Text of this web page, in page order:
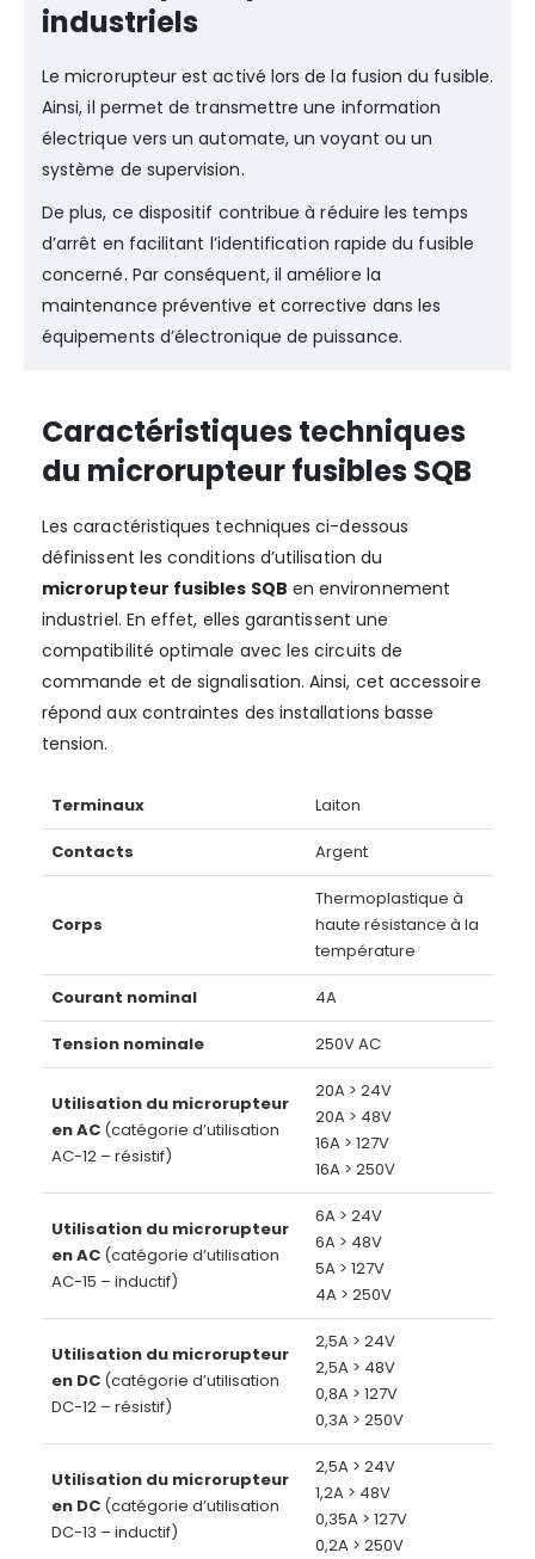
industriels
Le microrupteur est activé lors de la fusion du fusible.
Ainsi, il permet de transmettre une information
électrique vers un automate, un voyant ou un
système de supervision.
De plus, ce dispositif contribue à réduire les temps
d’arrêt en facilitant l’identification rapide du fusible
concerné. Par conséquent, il améliore la
maintenance préventive et corrective dans les
équipements d’électronique de puissance.
Caractéristiques techniques
du microrupteur fusibles SQB
Les caractéristiques techniques ci-dessous
définissent les conditions d’utilisation du
microrupteur fusibles SQB en environnement
industriel. En effet, elles garantissent une
compatibilité optimale avec les circuits de
commande et de signalisation. Ainsi, cet accessoire
répond aux contraintes des installations basse
tension.
Terminaux Laiton
Contacts Argent
Corps
Thermoplastique à
haute résistance à la
température
Courant nominal 4A
Tension nominale 250V AC
Utilisation du microrupteur
en AC (catégorie d’utilisation
AC-12 – résistif)
20A > 24V
20A > 48V
16A > 127V
16A > 250V
Utilisation du microrupteur
en AC (catégorie d’utilisation
AC-15 – inductif)
6A > 24V
6A > 48V
5A > 127V
4A > 250V
Utilisation du microrupteur
en DC (catégorie d’utilisation
DC-12 – résistif)
2,5A > 24V
2,5A > 48V
0,8A > 127V
0,3A > 250V
Utilisation du microrupteur
en DC (catégorie d’utilisation
DC-13 – inductif)
2,5A > 24V
1,2A > 48V
0,35A > 127V
0,2A > 250V